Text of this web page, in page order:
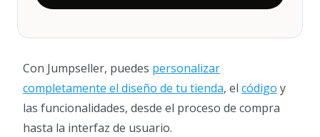
Con Jumpseller, puedes personalizar
completamente el diseño de tu tienda, el código y
las funcionalidades, desde el proceso de compra
hasta la interfaz de usuario.